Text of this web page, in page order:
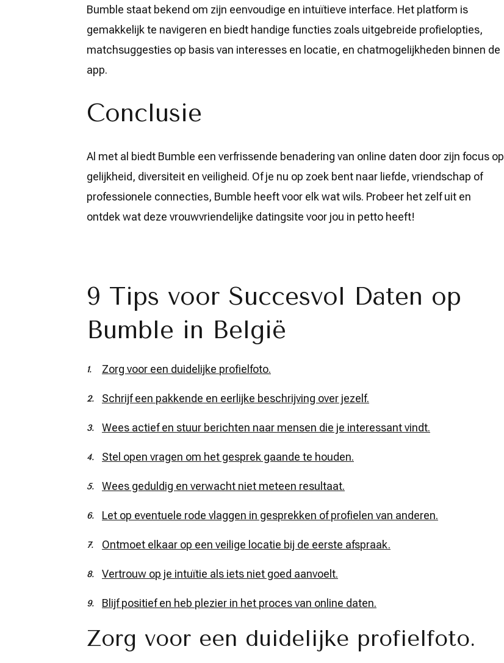
Bumble staat bekend om zijn eenvoudige en intuïtieve interface. Het platform is
gemakkelijk te navigeren en biedt handige functies zoals uitgebreide profielopties,
matchsuggesties op basis van interesses en locatie, en chatmogelijkheden binnen de
app.
Conclusie
Al met al biedt Bumble een verfrissende benadering van online daten door zijn focus op
gelijkheid, diversiteit en veiligheid. Of je nu op zoek bent naar liefde, vriendschap of
professionele connecties, Bumble heeft voor elk wat wils. Probeer het zelf uit en
ontdek wat deze vrouwvriendelijke datingsite voor jou in petto heeft!
9 Tips voor Succesvol Daten op
Bumble in België
Zorg voor een duidelijke profielfoto.
Schrijf een pakkende en eerlijke beschrijving over jezelf.
Wees actief en stuur berichten naar mensen die je interessant vindt.
Stel open vragen om het gesprek gaande te houden.
Wees geduldig en verwacht niet meteen resultaat.
Let op eventuele rode vlaggen in gesprekken of profielen van anderen.
Ontmoet elkaar op een veilige locatie bij de eerste afspraak.
Vertrouw op je intuïtie als iets niet goed aanvoelt.
Blijf positief en heb plezier in het proces van online daten.
Zorg voor een duidelijke profielfoto.